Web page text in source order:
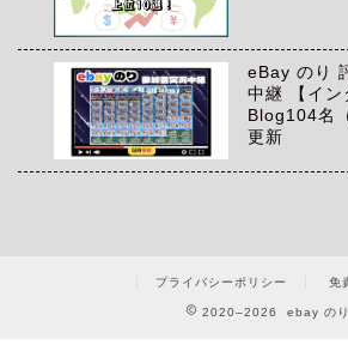
eBay のり
中継 【イン
Blog104名
更新
プライバシーポリシー 免
2020–2026 ebay のり